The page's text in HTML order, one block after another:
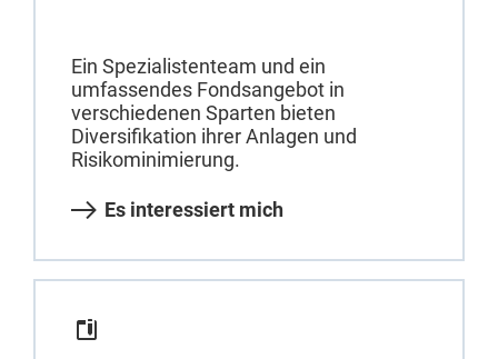
Ein Spezialistenteam und ein
umfassendes Fondsangebot in
verschiedenen Sparten bieten
Diversifikation ihrer Anlagen und
Risikominimierung.
Es interessiert mich